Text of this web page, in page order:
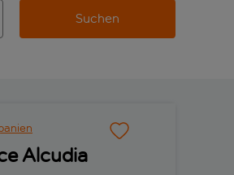
Suchen
Alcudia